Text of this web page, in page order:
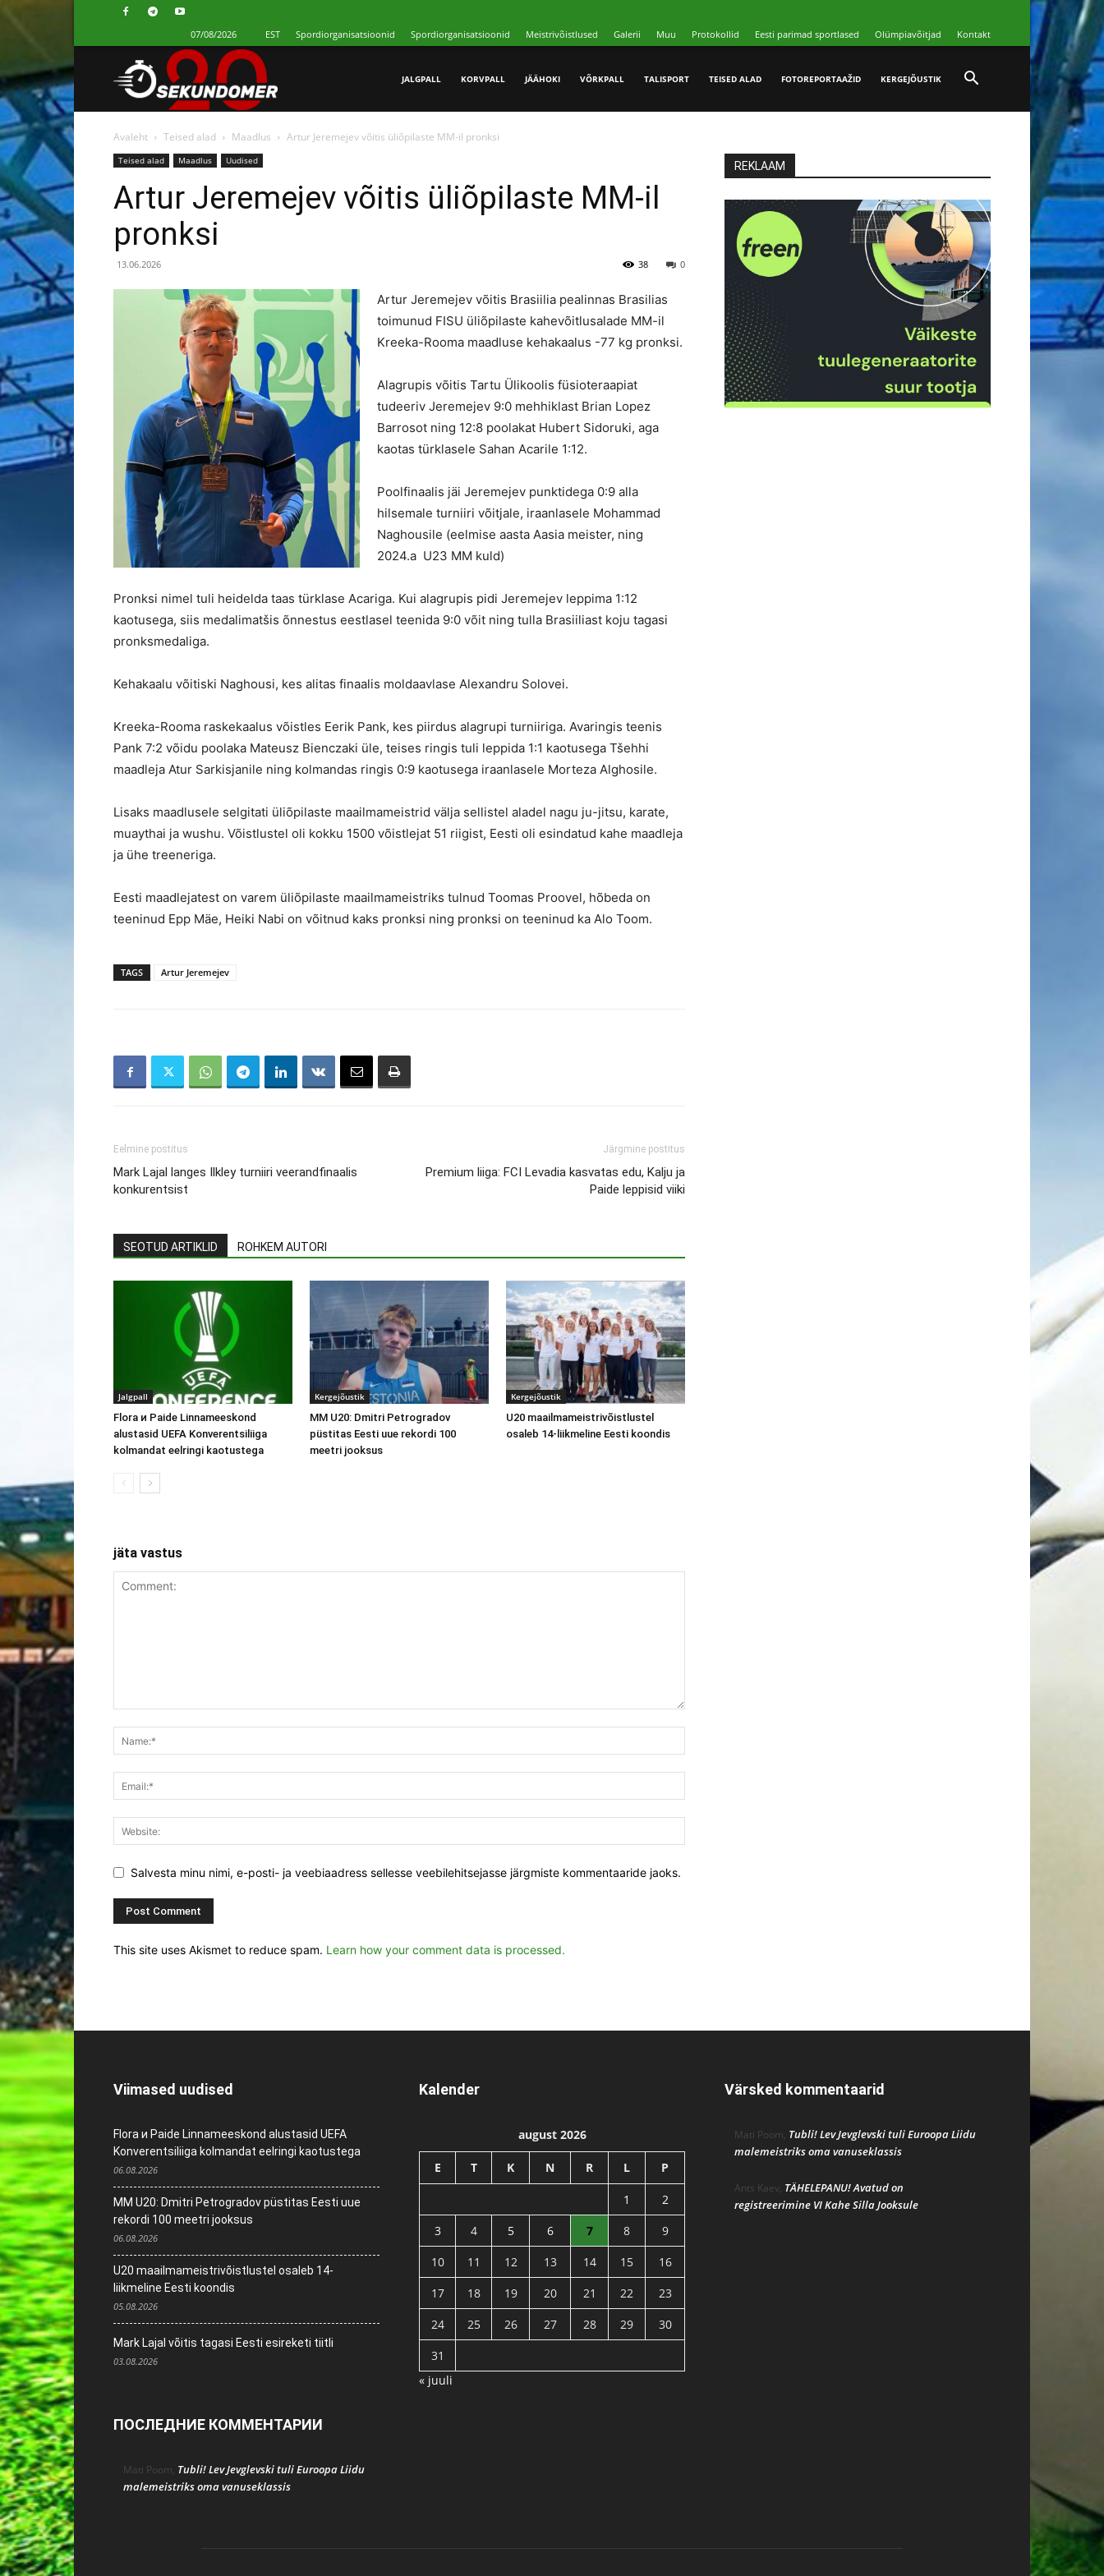
07/08/2026 EST Spordiorganisatsioonid Spordiorganisatsioonid Meistrivõistlused Galerii Muu Protokollid Eesti parimad sportlased Olümpiavõitjad Kontakt
JALGPALL KORVPALL JÄÄHOKI VÕRKPALL TALISPORT TEISED ALAD FOTOREPORTAAŽID KERGEJÕUSTIK
Avaleht Teised alad Maadlus Artur Jeremejev võitis üliõpilaste MM-il pronksi
Teised alad Maadlus Uudised
Artur Jeremejev võitis üliõpilaste MM-il
pronksi
13.06.2026 0
38
Artur Jeremejev võitis Brasiilia pealinnas Brasilias
toimunud FISU üliõpilaste kahevõitlusalade MM-il
Kreeka-Rooma maadluse kehakaalus -77 kg pronksi.
Alagrupis võitis Tartu Ülikoolis füsioteraapiat
tudeeriv Jeremejev 9:0 mehhiklast Brian Lopez
Barrosot ning 12:8 poolakat Hubert Sidoruki, aga
kaotas türklasele Sahan Acarile 1:12.
Poolfinaalis jäi Jeremejev punktidega 0:9 alla
hilsemale turniiri võitjale, iraanlasele Mohammad
Naghousile (eelmise aasta Aasia meister, ning
2024.a U23 MM kuld)
Pronksi nimel tuli heidelda taas türklase Acariga. Kui alagrupis pidi Jeremejev leppima 1:12
kaotusega, siis medalimatšis õnnestus eestlasel teenida 9:0 võit ning tulla Brasiiliast koju tagasi
pronksmedaliga.
Kehakaalu võitiski Naghousi, kes alitas finaalis moldaavlase Alexandru Solovei.
Kreeka-Rooma raskekaalus võistles Eerik Pank, kes piirdus alagrupi turniiriga. Avaringis teenis
Pank 7:2 võidu poolaka Mateusz Bienczaki üle, teises ringis tuli leppida 1:1 kaotusega Tšehhi
maadleja Atur Sarkisjanile ning kolmandas ringis 0:9 kaotusega iraanlasele Morteza Alghosile.
Lisaks maadlusele selgitati üliõpilaste maailmameistrid välja sellistel aladel nagu ju-jitsu, karate,
muaythai ja wushu. Võistlustel oli kokku 1500 võistlejat 51 riigist, Eesti oli esindatud kahe maadleja
ja ühe treeneriga.
Eesti maadlejatest on varem üliõpilaste maailmameistriks tulnud Toomas Proovel, hõbeda on
teeninud Epp Mäe, Heiki Nabi on võitnud kaks pronksi ning pronksi on teeninud ka Alo Toom.
TAGS Artur Jeremejev
Eelmine postitus
Mark Lajal langes Ilkley turniiri veerandfinaalis
konkurentsist
Järgmine postitus
Premium liiga: FCI Levadia kasvatas edu, Kalju ja
Paide leppisid viiki
SEOTUD ARTIKLID ROHKEM AUTORI
Jalgpall
Flora и Paide Linnameeskond
alustasid UEFA Konverentsiliiga
kolmandat eelringi kaotustega
Kergejõustik
MM U20: Dmitri Petrogradov
püstitas Eesti uue rekordi 100
meetri jooksus
Kergejõustik
U20 maailmameistrivõistlustel
osaleb 14-liikmeline Eesti koondis
jäta vastus
Salvesta minu nimi, e-posti- ja veebiaadress sellesse veebilehitsejasse järgmiste kommentaaride jaoks.
This site uses Akismet to reduce spam. Learn how your comment data is processed.
REKLAAM
Viimased uudised
Flora и Paide Linnameeskond alustasid UEFA
Konverentsiliiga kolmandat eelringi kaotustega
06.08.2026
MM U20: Dmitri Petrogradov püstitas Eesti uue
rekordi 100 meetri jooksus
06.08.2026
U20 maailmameistrivõistlustel osaleb 14-
liikmeline Eesti koondis
05.08.2026
Mark Lajal võitis tagasi Eesti esireketi tiitli
03.08.2026
ПОСЛЕДНИЕ КОММЕНТАРИИ
Mati Poom, Tubli! Lev Jevglevski tuli Euroopa Liidu
malemeistriks oma vanuseklassis
Kalender
august 2026
E T K N R L P
1
2
3
4 5 6 7 8
9
10
11 12 13 14 15
16
17
18 19 20 21 22
23
24
25 26 27 28 29
30
31
« juuli
Värsked kommentaarid
Mati Poom, Tubli! Lev Jevglevski tuli Euroopa Liidu
malemeistriks oma vanuseklassis
Ants Kaev, TÄHELEPANU! Avatud on
registreerimine VI Kahe Silla Jooksule